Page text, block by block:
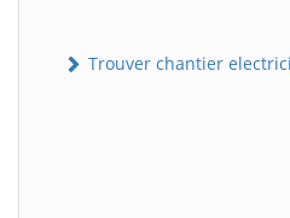
Trouver chantier